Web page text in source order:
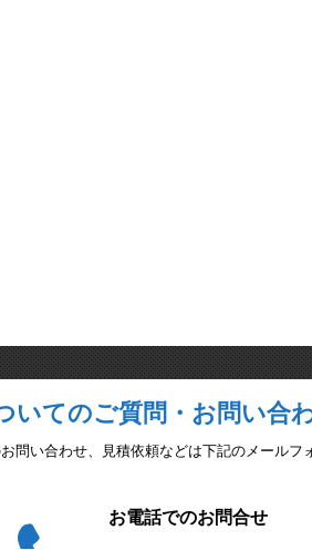
いてのご質問・お問い合
問い合わせ、見積依頼などは下記のメール
お電話でのお問合せ